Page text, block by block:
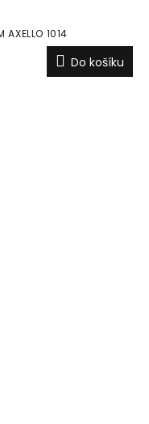
AXELLO 1014
Do košíku